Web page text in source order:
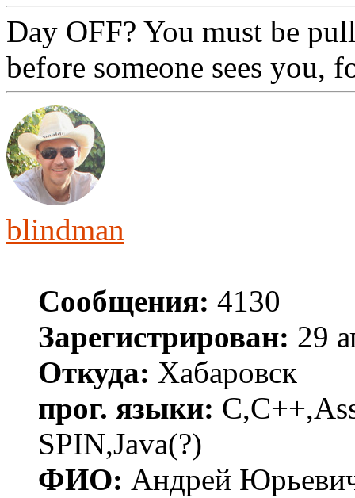
Day OFF? You must be
before someone sees you,
blindman
Сообщения: 4130
Зарегистрирован: 29
Откуда: Хабаровск
прог. языки:
SPIN,Java(?)
ФИО: Андрей